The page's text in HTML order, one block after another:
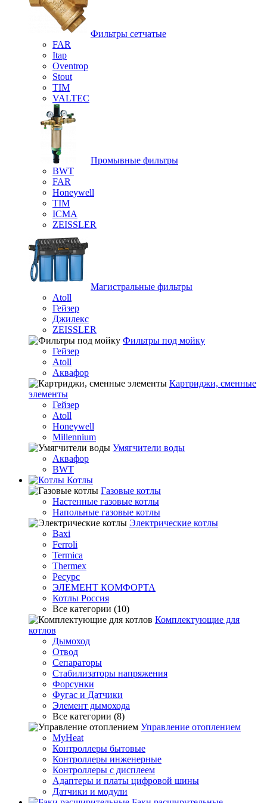
Фильтры сетчатые
FAR
Itap
Oventrop
Stout
TIM
VALTEC
Промывные фильтры
BWT
FAR
Honeywell
TIM
ICMA
ZEISSLER
Магистральные фильтры
Atoll
Гейзер
Джилекс
ZEISSLER
Фильтры под мойку
Гейзер
Atoll
Аквафор
Картриджи, сменные
элементы
Гейзер
Atoll
Honeywell
Millennium
Умягчители воды
Аквафор
BWT
Котлы
Гaзовые котлы
Настенные газовые котлы
Напольные газовые котлы
Электрические котлы
Baxi
Ferroli
Termica
Thermex
Ресурс
ЭЛЕМЕНТ КОМФОРТА
Котлы Россия
Все категории (10)
Комплектующие для
котлов
Дымоход
Отвод
Сепараторы
Стабилизаторы напряжения
Форсунки
Фугас и Датчики
Элемент дымохода
Все категории (8)
Управление отоплением
MyHeat
Контроллеры бытовые
Контроллеры инженерные
Контроллеры с дисплеем
Адаптеры и платы цифровой шины
Датчики и модули